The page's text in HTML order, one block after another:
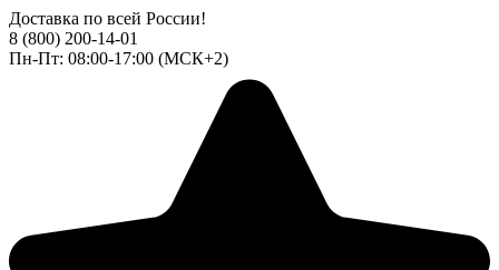
Доставка по всей России!
8 (800) 200-14-01
Пн-Пт: 08:00-17:00 (МСК+2)